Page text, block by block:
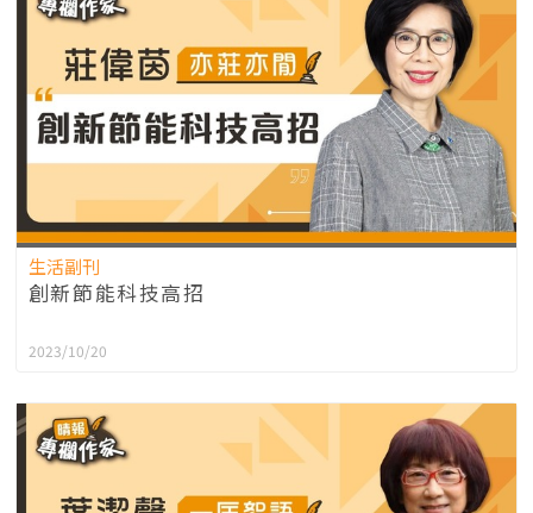
生活副刊
創新節能科技高招
2023/10/20